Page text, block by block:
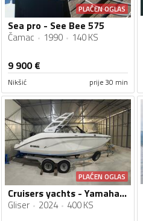
PLAĆEN OGLAS
Sea pro - See Bee 575
Čamac 1990 140 KS
9 900€
Nikšić prije 30 min
PLAĆEN OGLAS
Cruisers yachts - Yamaha 222 S
Gliser 2024 400 KS